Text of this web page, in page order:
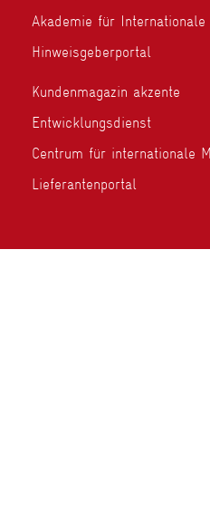
Akademie für Internationale
Hinweisgeberportal
Kundenmagazin akzente
Entwicklungsdienst
Centrum für internationale
Lieferantenportal